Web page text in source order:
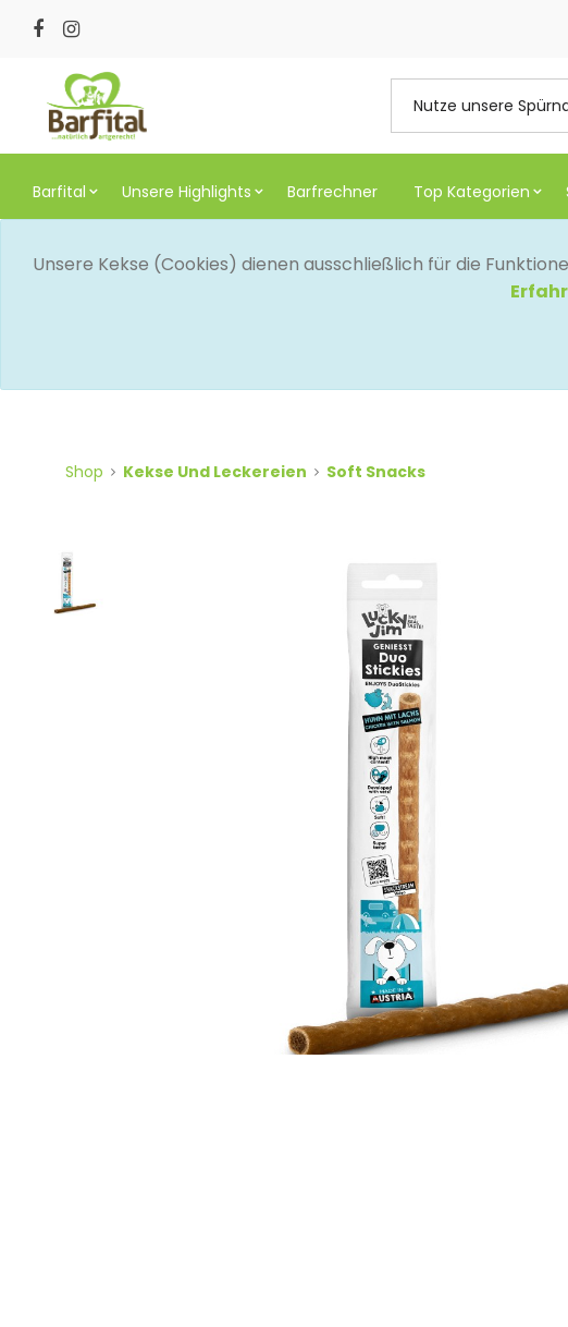
Barfital Unsere Highlights Barfrechner Top Kategorien
Unsere Kekse (Cookies) dienen ausschließlich für die
Shop Kekse Und Leckereien Soft Snacks